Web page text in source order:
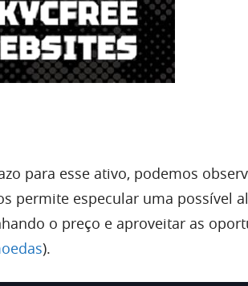
para esse ativo, podemos
permite especular uma possível
o preço e aproveitar as
).